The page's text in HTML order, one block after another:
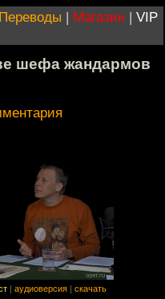
Переводы | Магазин | VIP
шефа жандармов
аудиоверсия скачать